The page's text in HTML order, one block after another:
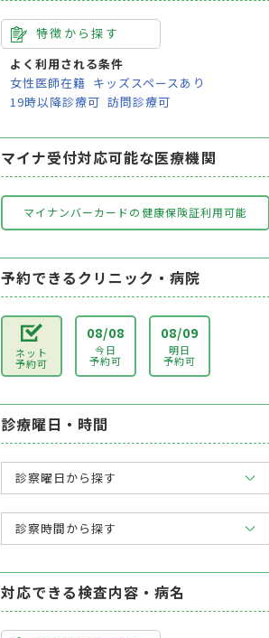
特徴から探す
よく利用される条件
女性医師在籍 キッズスペースあり
19時以降診療可 訪問診療可
マイナ受付対応可能な医療機関
マイナンバーカードの健康保険証利用可能
予約できるクリニック・病院
ネット
予約可
08/08
今日
予約可
08/09
明日
予約可
診療曜日・時間
診察曜日から探す
診察時間から探す
対応できる検査内容・病名